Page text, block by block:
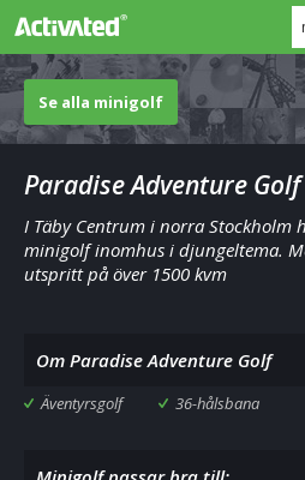
Se alla minigolf
Paradise Adventure Golf
I Täby Centrum i norra Stockholm
minigolf inomhus i djungeltema.
utspritt på över 1500 kvm
Om Paradise Adventure Golf
Äventyrsgolf 36-hålsbana